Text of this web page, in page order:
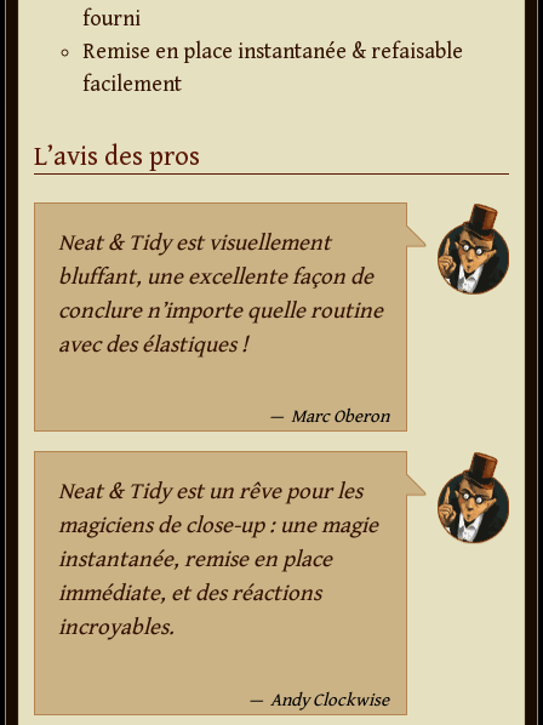
fourni
Remise en place instantanée & refaisable
facilement
L’avis des pros
Neat & Tidy est visuellement
bluffant, une excellente façon de
conclure n’importe quelle routine
avec des élastiques !
Marc Oberon
Neat & Tidy est un rêve pour les
magiciens de close-up : une magie
instantanée, remise en place
immédiate, et des réactions
incroyables.
Andy Clockwise